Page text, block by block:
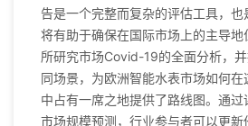
告是一个完整而复杂的评估工具，也
将有助于确保在国际市场上的主导
所研究市场Covid-19的全面分析，
同场景，为欧洲智能水表市场如何
中占有一席之地提供了路线图。通
市场规模预测，行业参与者可以更新